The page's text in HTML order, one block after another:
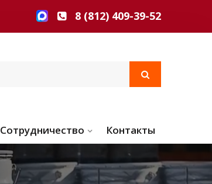
8 (812) 409-39-52
Сотрудничество Контакты